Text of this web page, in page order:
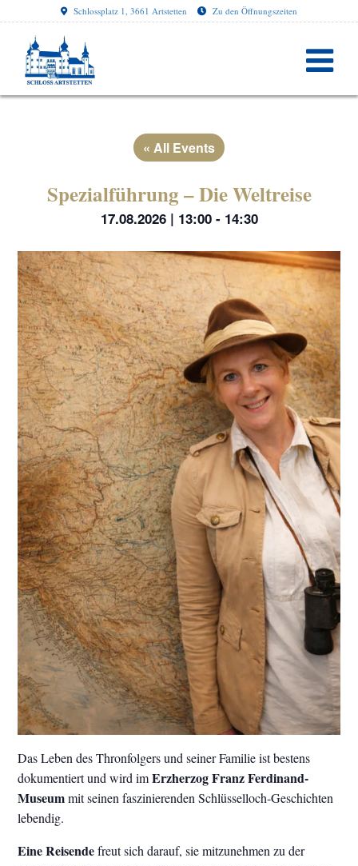
Schlossplatz 1, 3661 Artstetten Zu den Öffnungszeiten
« All Events
Spezialführung – Die Weltreise
17.08.2026 | 13:00- 14:30
Das Leben des Thronfolgers und seiner Familie ist bestens
dokumentiert und wird imErzherzog Franz Ferdinand-
Museummit seinen faszinierenden Schlüsselloch-Geschichten
lebendig.
Eine Reisendefreut sich darauf, sie mitzunehmen zu der